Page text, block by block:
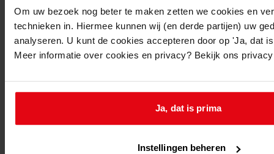
Om uw bezoek nog beter te maken zetten we cookies en
technieken in. Hiermee kunnen wij (en derde partijen) uw
analyseren. U kunt de cookies accepteren door op 'Ja, dat
Meer informatie over cookies en privacy? Bekijk ons
Ja, dat is prima
Instellingen beheren